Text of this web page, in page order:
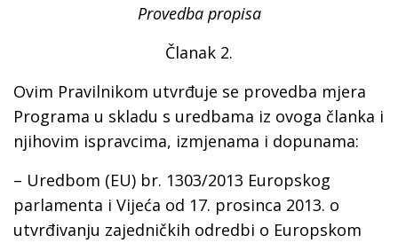
Provedba propisa
Članak 2.
Ovim Pravilnikom utvrđuje se provedba mjera
Programa u skladu s uredbama iz ovoga članka i
njihovim ispravcima, izmjenama i dopunama:
– Uredbom (EU) br. 1303/2013 Europskog
parlamenta i Vijeća od 17. prosinca 2013. o
utvrđivanju zajedničkih odredbi o Europskom